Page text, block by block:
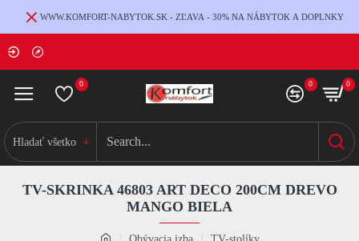
WWW.KOMFORT-NABYTOK.SK - ZĽAVA - 30% NA NÁBYTOK A DOPLNKY
0 0 0
Hladať všetko
TV-SKRINKA 46803 ART DECO 200CM DREVO
MANGO BIELA